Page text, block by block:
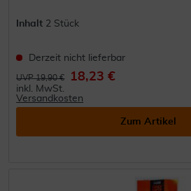
Inhalt 2 Stück
Derzeit nicht lieferbar
UVP 19,90 € 18,23 €
inkl. MwSt.
Versandkosten
Zum Artikel